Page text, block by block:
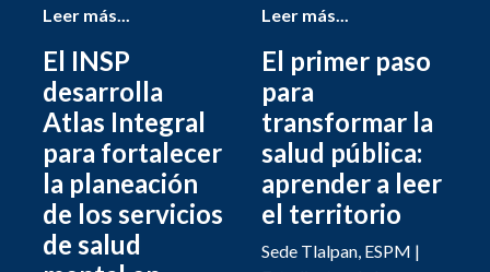
Leer más...
Leer más...
El INSP
desarrolla
Atlas Integral
para fortalecer
la planeación
de los servicios
de salud
El primer paso
para
transformar la
salud pública:
aprender a leer
el territorio
Sede Tlalpan, ESPM |